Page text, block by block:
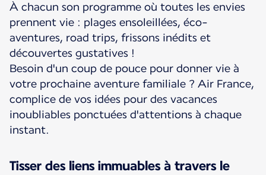
À chacun son programme où toutes les envies
prennent vie : plages ensoleillées, éco-
aventures, road trips, frissons inédits et
découvertes gustatives !
Besoin d'un coup de pouce pour donner vie à
votre prochaine aventure familiale ? Air France,
complice de vos idées pour des vacances
inoubliables ponctuées d'attentions à chaque
instant.
Tisser des liens immuables à travers le